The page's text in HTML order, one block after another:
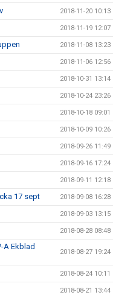
2018-11-20 10:13
2018-11-19 12:07
2018-11-08 13:23
2018-11-06 12:56
2018-10-31 13:14
2018-10-24 23:26
2018-10-18 09:01
2018-10-09 10:26
2018-09-26 11:49
2018-09-16 17:24
2018-09-11 12:18
17 sept 2018-09-08 16:28
2018-09-03 13:15
2018-08-28 08:48
A Ekblad
2018-08-27 19:24
2018-08-24 10:11
2018-08-21 13:44